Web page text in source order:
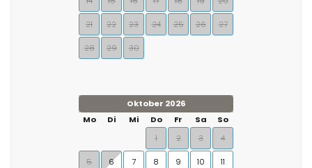
21 22 23 24 25 26 27
28 29 30
Oktober 2026
Mo
Di Mi Do Fr Sa
So
1
2 3 4
5 6 7 8 9 10 11